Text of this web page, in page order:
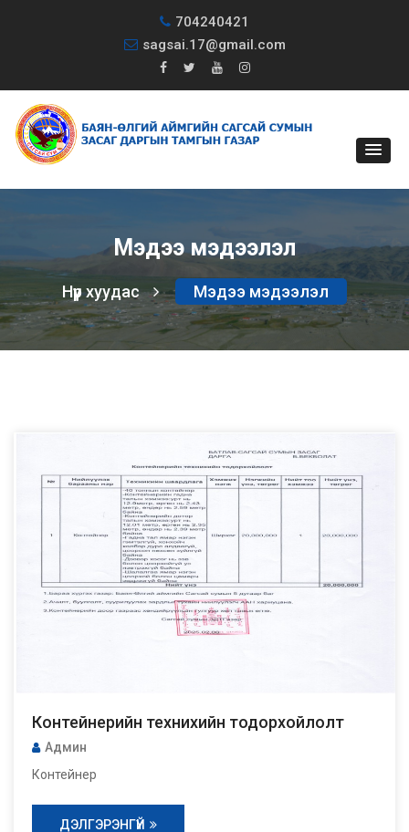
704240421
sagsai.17@gmail.com
Мэдээ мэдээлэл
Нүүр хуудас Мэдээ мэдээлэл
Контейнерийн технихийн тодорхойлолт
Админ
Контейнер
ДЭЛГЭРЭНГҮЙ